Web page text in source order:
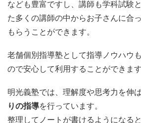
なども豊富ですし、講師も学科試験
た多くの講師の中からお子さんに合
もらうことができます。
老舗個別指導塾として指導ノウハウ
ので安心して利用することができます
明光義塾では、理解度や思考力を伸
りの指導を行っています。
整理してノートが書けるようになる